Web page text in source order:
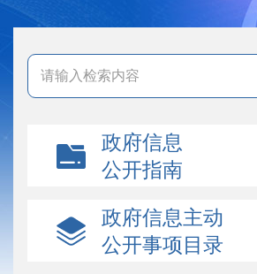
政府信息
公开指南
政府信息主动
公开事项目录